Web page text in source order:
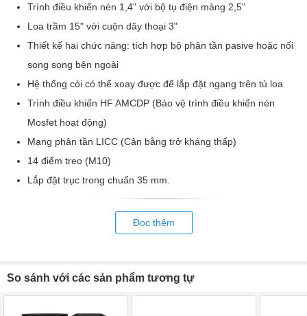
Trình điều khiển nén 1,4" với bộ tụ điện màng 2,5"
Loa trầm 15" với cuộn dây thoại 3"
Thiết kế hai chức năng: tích hợp bộ phân tần pasive hoặc nối
song song bên ngoài
Hệ thống còi có thể xoay được để lắp đặt ngang trên tủ loa
Trình điều khiển HF AMCDP (Bảo vệ trình điều khiển nén
Mosfet hoạt động)
Mạng phân tần LICC (Cân bằng trở kháng thấp)
14 điểm treo (M10)
Lắp đặt trục trong chuẩn 35 mm.
Đọc thêm
So sánh với các sản phẩm tương tự